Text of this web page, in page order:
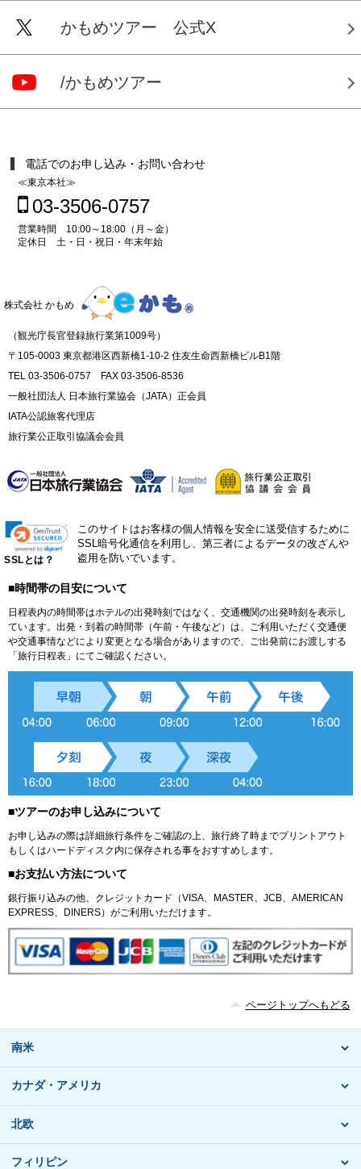
かもめツアー 公式X
/かもめツアー
電話でのお申し込み・お問い合わせ
≪東京本社≫
03-3506-0757
営業時間 10:00～18:00（月～金）
定休日 土・日・祝日・年末年始
株式会社 かもめ
（観光庁長官登録旅行業第1009号）
〒105-0003 東京都港区西新橋1-10-2 住友生命西新橋ビルB1階
TEL 03-3506-0757 FAX 03-3506-8536
一般社団法人 日本旅行業協会（JATA）正会員
IATA公認旅客代理店
旅行業公正取引協議会会員
SSLとは？
このサイトはお客様の個人情報を安全に送受信するために
SSL暗号化通信を利用し、第三者によるデータの改ざんや
盗用を防いでいます。
■時間帯の目安について
日程表内の時間帯はホテルの出発時刻ではなく、交通機関の出発時刻を表示し
ています。出発・到着の時間帯（午前・午後など）は、ご利用いただく交通便
や交通事情などにより変更となる場合がありますので、ご出発前にお渡しする
「旅行日程表」にてご確認ください。
■ツアーのお申し込みについて
お申し込みの際は詳細旅行条件をご確認の上、旅行終了時までプリントアウト
もしくはハードディスク内に保存される事をおすすめします。
■お支払い方法について
銀行振り込みの他、クレジットカード（VISA、MASTER、JCB、AMERICAN
EXPRESS、DINERS）がご利用いただけます。
ページトップへもどる
南米
カナダ・アメリカ
北欧
フィリピン